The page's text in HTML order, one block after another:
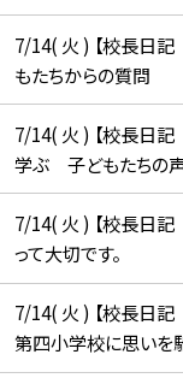
7/14( 火 ) 【校長日
もたちからの質問
7/14( 火 ) 【校長日
学ぶ 子どもたちの
7/14( 火 ) 【校長日
って大切です。
7/14( 火 ) 【校長日
第四小学校に思いを